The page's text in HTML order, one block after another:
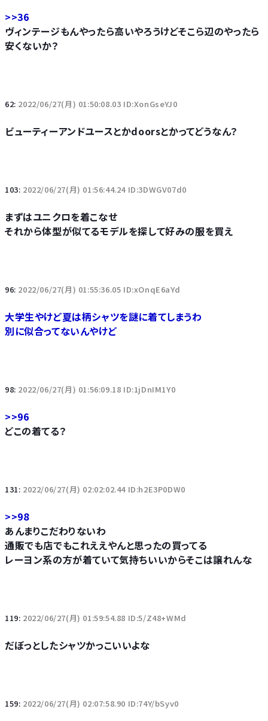
>>36
ヴィンテージもんやったら高いやろうけどそこら辺のやったら
安くないか？
62: 2022/06/27(月) 01:50:08.03 ID:XonGseYJ0
ビューティーアンドユースとかdoorsとかってどうなん？
103: 2022/06/27(月) 01:56:44.24 ID:3DWGV07d0
まずはユニクロを着こなせ
それから体型が似てるモデルを探して好みの服を買え
96: 2022/06/27(月) 01:55:36.05 ID:xOnqE6aYd
大学生やけど夏は柄シャツを謎に着てしまうわ
別に似合ってないんやけど
98: 2022/06/27(月) 01:56:09.18 ID:1jDnIM1Y0
>>96
どこの着てる？
131: 2022/06/27(月) 02:02:02.44 ID:h2E3P0DW0
>>98
あんまりこだわりないわ
通販でも店でもこれええやんと思ったの買ってる
レーヨン系の方が着ていて気持ちいいからそこは譲れんな
119: 2022/06/27(月) 01:59:54.88 ID:5/Z48+WMd
だぼっとしたシャツかっこいいよな
159: 2022/06/27(月) 02:07:58.90 ID:74Y/bSyv0